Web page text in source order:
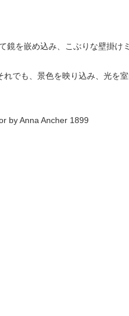
を嵌め込み、こぶりな壁掛け
でも、景色を映り込み、光を
by Anna Ancher 1899